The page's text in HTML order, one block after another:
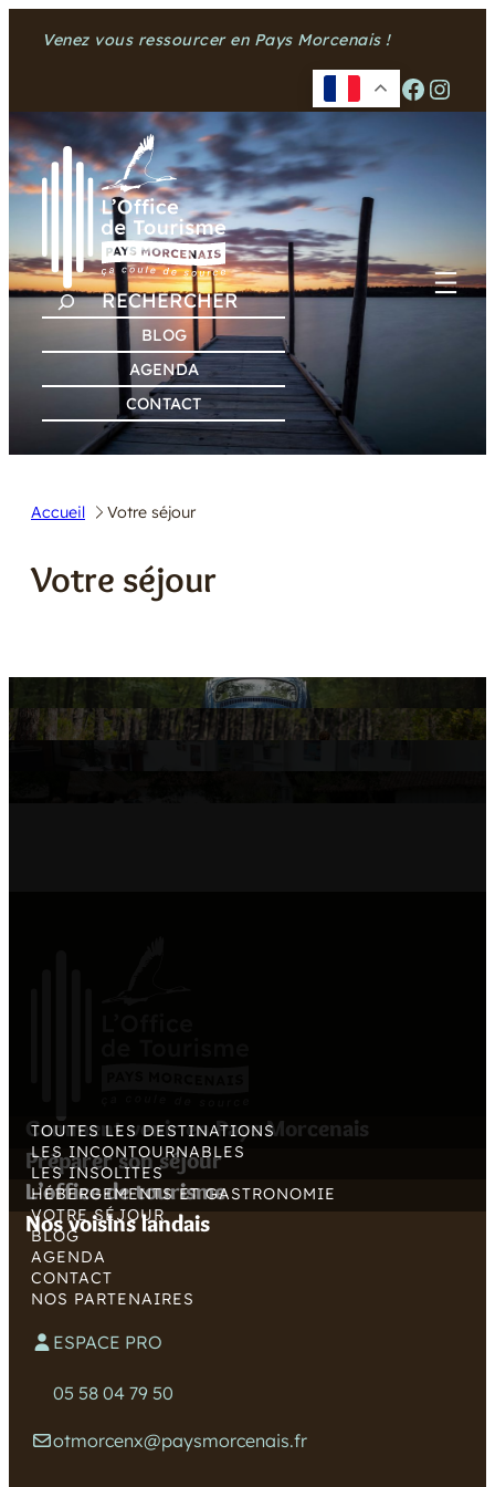
Venez vous ressourcer en Pays Morcenais !
Facebook Instagram
R
C
H
E
BLOG
AGENDA
CONTACT
Accueil Votre séjour
Votre séjour
Comment venir en Pays Morcenais
Préparer son séjour
L’office de tourisme
Nos voisins landais
TOUTES LES DESTINATIONS
LES INCONTOURNABLES
LES INSOLITES
HÉBERGEMENTS ET GASTRONOMIE
VOTRE SÉJOUR
BLOG
AGENDA
CONTACT
NOS PARTENAIRES
ESPACE PRO
05 58 04 79 50
otmorcenx@paysmorcenais.fr